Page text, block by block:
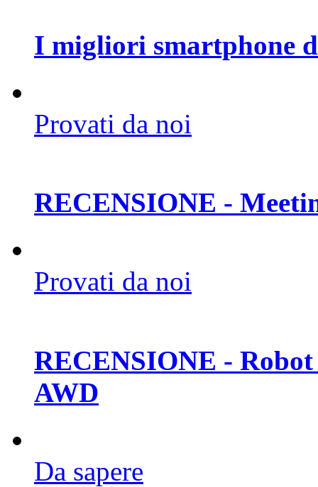
I migliori smartphone
Provati da noi
RECENSIONE -
Provati da noi
RECENSIONE -
AWD
Da sapere